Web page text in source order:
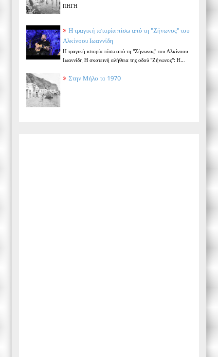
ΠΗΓΗ
Η τραγική ιστορία πίσω από τη "Ζήνωνος" του
Αλκίνοου Ιωαννίδη
Η τραγική ιστορία πίσω από τη "Ζήνωνος" του Αλκίνοου
Ιωαννίδη Η σκοτεινή αλήθεια της οδού "Ζήνωνος": Η...
Στην Μήλο το 1970